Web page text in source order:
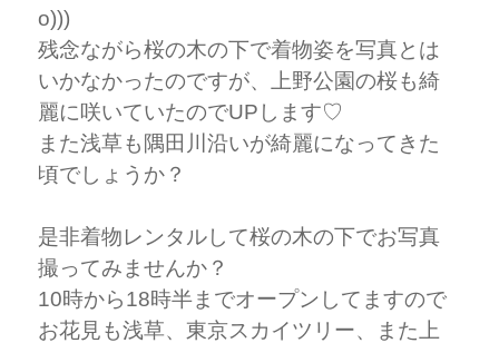
o)))
残念ながら桜の木の下で着物姿を写真とは
いかなかったのですが、上野公園の桜も綺
麗に咲いていたのでUPします♡
また浅草も隅田川沿いが綺麗になってきた
頃でしょうか？
是非着物レンタルして桜の木の下でお写真
撮ってみませんか？
10時から18時半までオープンしてますので
お花見も浅草、東京スカイツリー、また上